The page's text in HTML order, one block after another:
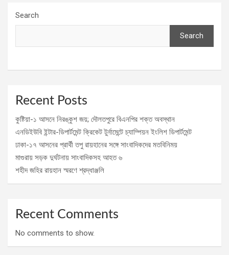
Search
Search
Recent Posts
কুষ্টিয়া-১ আসনে নিরঙ্কুশ জয়; দৌলতপুরে বিএনপির শক্ত অবস্থান
এনডিইউবি ইন্টার-ডিপার্টমেন্ট ক্রিকেট টুর্নামেন্টে চ্যাম্পিয়ন ইংলিশ ডিপার্টমেন্ট
ঢাকা-১৭ আসনের প্রার্থী তপু রায়হানের সঙ্গে সাংবাদিকদের মতবিনিময়
মাগুরায় সড়ক দুর্ঘটনায় সাংবাদিকসহ আহত ৬
শহীদ জহির রায়হান স্মরণে শ্রদ্ধাঞ্জলি
Recent Comments
No comments to show.